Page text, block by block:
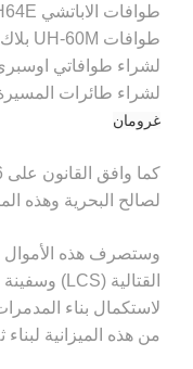
طوافات الاباتشي
طوافات UH-60M
لشراء طوافاتي
لشراء طائرات
غرومان
لصالح البحرية وهذه
وستصرف هذه الأموال
القتالية (LCS) وسفينة
لاستكمال بناء
من هذه الميزانية